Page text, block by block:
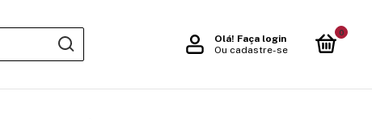
Olá! Faça login
Ou cadastre-se
0